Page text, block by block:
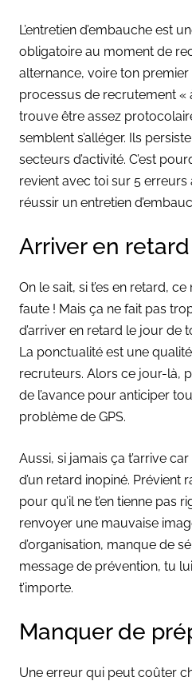
L’entretien d’embauche est
obligatoire au moment de
alternance, voire ton
processus de recrutement «
trouve être assez
semblent s’alléger. Ils
secteurs d’activité. C’est
revient avec toi sur 5 erreurs
réussir un entretien
Arriver en retard
On le sait, si t’es en retard,
faute ! Mais ça ne fait pas
d’arriver en retard le jour de
La ponctualité est une
recruteurs. Alors ce jour-là,
de l’avance pour anticiper
problème de GPS.
Aussi, si jamais ça t’arrive car
d’un retard inopiné.
pour qu’il ne t’en tienne pas
renvoyer une mauvaise
d’organisation, manque de
message de prévention, tu
t’importe.
Manquer de
Une erreur qui peut coûter